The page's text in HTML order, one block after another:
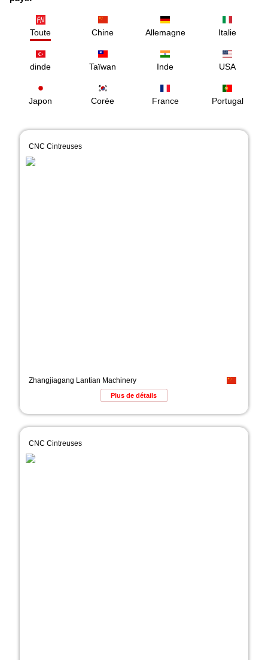
à polir les tuyaux
de polissage de surface
de polissage de pièces
Robot de polissage
de polissage CNC
Toute Chine Allemagne Italie
dinde Taïwan Inde USA
Japon Corée France Portugal
CNC Cintreuses
Zhangjiagang Lantian Machinery
Plus de détails
CNC Cintreuses